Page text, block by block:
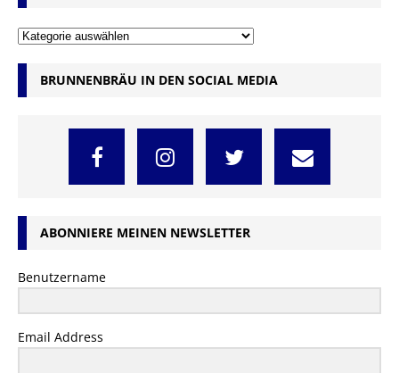
BRUNNENBRÄU IN DEN SOCIAL MEDIA
ABONNIERE MEINEN NEWSLETTER
Benutzername
Email Address